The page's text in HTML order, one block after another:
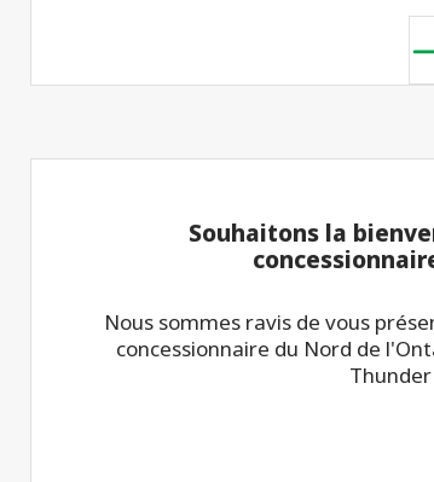
Souhaitons la
Nous sommes ravis de vous
concessionnaire du Nord de
Thunder